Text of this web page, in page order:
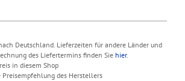
Deutschland. Lieferzeiten für andere Länder und
des Liefertermins finden Sie hier.
in diesem Shop
Preisempfehlung des Herstellers